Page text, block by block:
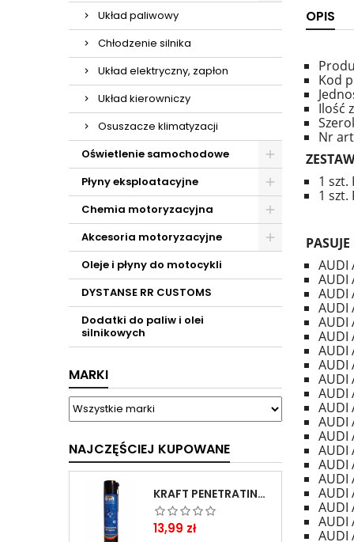
Układ paliwowy
Chłodzenie silnika
Układ elektryczny, zapłon
Układ kierowniczy
Osuszacze klimatyzacji
Oświetlenie samochodowe
Płyny eksploatacyjne
Chemia motoryzacyjna
Akcesoria motoryzacyjne
Oleje i płyny do motocykli
DYSTANSE RR CUSTOMS
Dodatki do paliw i olei
silnikowych
MARKI
NAJCZĘŚCIEJ KUPOWANE
KRAFT PENETRATING OIL SPRAY 400 ML
Cena
13,99 zł
OPIS
Kod
Ilość
Nr
1 szt.
1 szt.
AUDI
AUDI
AUDI
AUDI
AUDI
AUDI
AUDI
AUDI
AUDI
AUDI
AUDI
AUDI
AUDI
AUDI
AUDI
AUDI
AUDI
AUDI
AUDI
AUDI